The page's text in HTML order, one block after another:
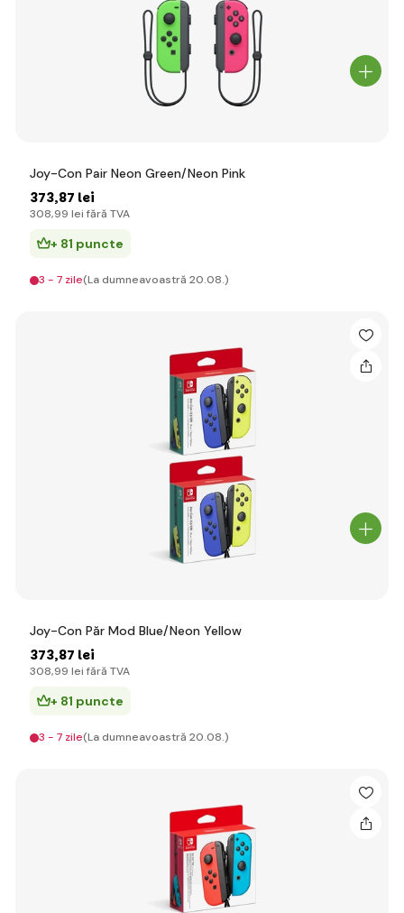
Joy-Con Pair Neon Green/Neon Pink
373,87 lei
308,99 lei fără TVA
+ 81 puncte
3 - 7 zile(La dumneavoastră 20.08.)
Joy-Con Păr Mod Blue/Neon Yellow
373,87 lei
308,99 lei fără TVA
+ 81 puncte
3 - 7 zile(La dumneavoastră 20.08.)